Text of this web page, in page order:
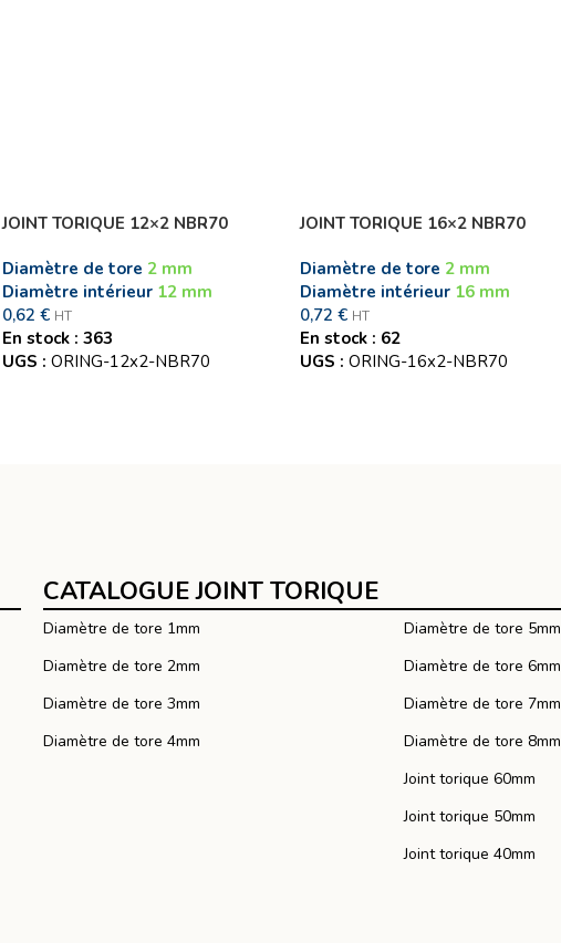
JOINT TORIQUE 12×2 NBR70
Diamètre de tore 2 mm
Diamètre intérieur 12 mm
0,62 € HT
En stock : 363
UGS : ORING-12x2-NBR70
JOINT TORIQUE 16×2 NBR70
Diamètre de tore 2 mm
Diamètre intérieur 16 mm
0,72 € HT
En stock : 62
UGS : ORING-16x2-NBR70
CATALOGUE JOINT TORIQUE
Diamètre de tore 5mm
Diamètre de tore 6mm
Diamètre de tore 7mm
Diamètre de tore 8mm
Joint torique 60mm
Joint torique 50mm
Joint torique 40mm
Diamètre de tore 1mm
Diamètre de tore 2mm
Diamètre de tore 3mm
Diamètre de tore 4mm